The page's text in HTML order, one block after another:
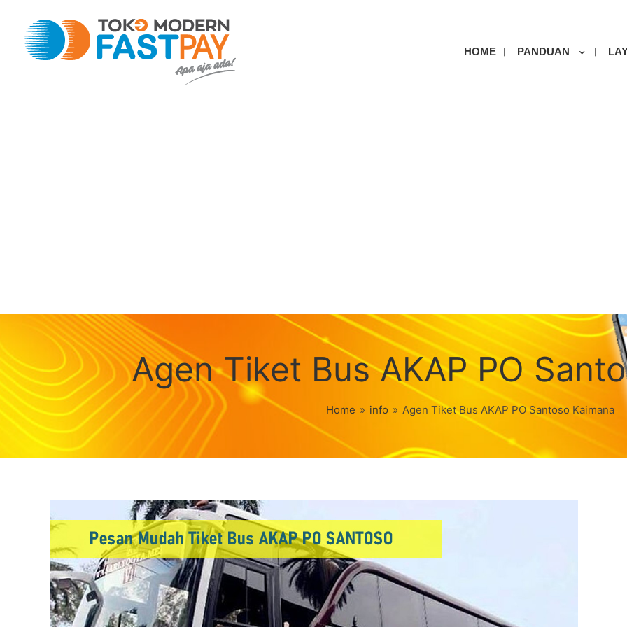
HOME PANDUAN
Agen Tiket Bus AKAP PO
Home » info » Agen Tiket Bus AKAP PO Santoso Kaimana